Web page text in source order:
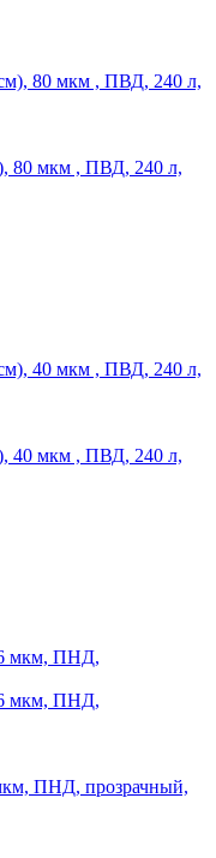
80 мкм , ПВД, 240 л,
40 мкм , ПВД, 240 л,
ПНД, прозрачный,